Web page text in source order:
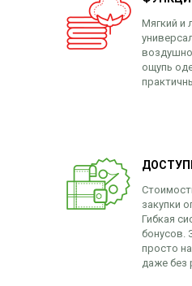
Мягкий и
ощупь
закупки
Гибкая
бонусов.
просто
даже без